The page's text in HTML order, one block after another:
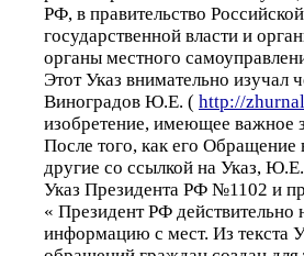
РФ, в правительство
государственной власти и
органы местного
Этот Указ внимательно изучал
Виноградов Ю.Е. ( http://
изобретение, имеющее важное
После того, как его
другие со ссылкой на Указ,
Указ Президента РФ №1102 и
« Президент РФ действительно
информацию с мест. Из текста